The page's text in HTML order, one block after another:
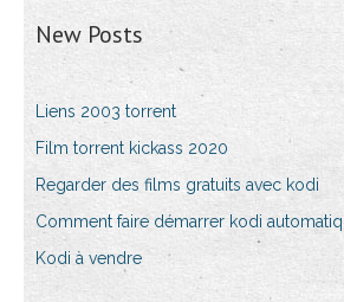
New Posts
Liens 2003 torrent
Film torrent kickass 2020
Regarder des films gratuits avec kodi
Comment faire démarrer kodi
Kodi à vendre